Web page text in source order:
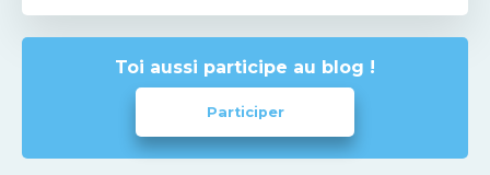
Toi aussi participe au blog !
Participer